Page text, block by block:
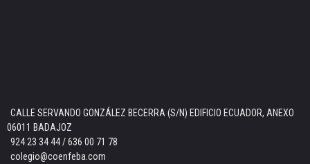
CALLE SERVANDO GONZÁLEZ BECERRA (S/N) EDIFICIO ECUADOR, ANEXO
06011 BADAJOZ
924 23 34 44 / 636 00 71 78
colegio@coenfeba.com